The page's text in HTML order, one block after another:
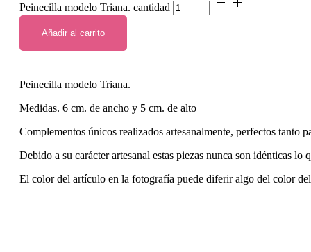
Peinecilla modelo Triana. cantidad
Añadir al carrito
Peinecilla modelo Triana.
Medidas. 6 cm. de ancho y 5 cm. de alto
Complementos únicos realizados artesanalmente, perfectos tanto
Debido a su carácter artesanal estas piezas nunca son idénticas
El color del artículo en la fotografía puede diferir algo del color